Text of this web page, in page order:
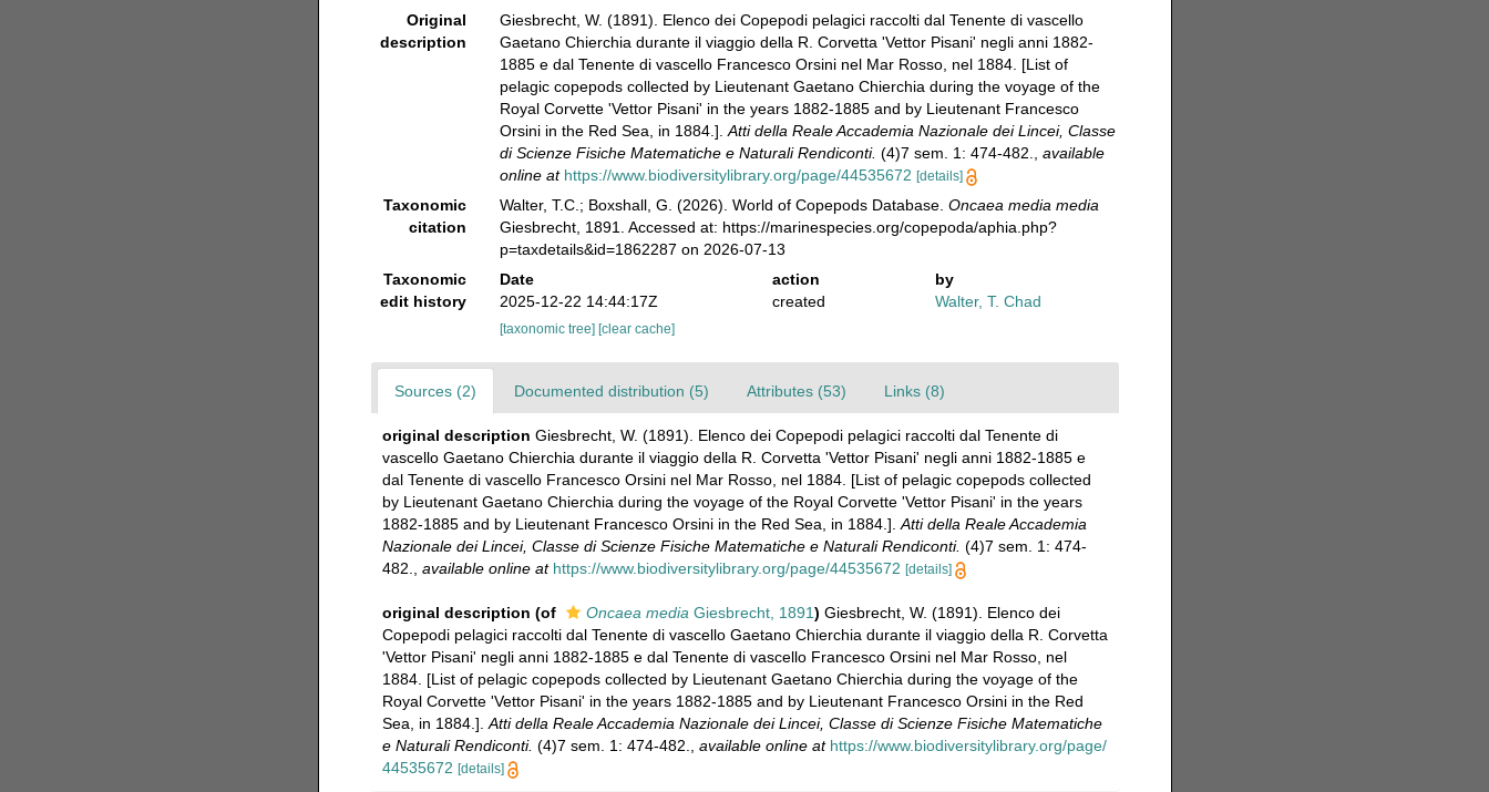
Original
description
Giesbrecht, W. (1891). Elenco dei Copepodi pelagici raccolti dal Tenente di vascello
Gaetano Chierchia durante il viaggio della R. Corvetta 'Vettor Pisani' negli anni 1882-
1885 e dal Tenente di vascello Francesco Orsini nel Mar Rosso, nel 1884. [List of
pelagic copepods collected by Lieutenant Gaetano Chierchia during the voyage of the
Royal Corvette 'Vettor Pisani' in the years 1882-1885 and by Lieutenant Francesco
Orsini in the Red Sea, in 1884.].Atti della Reale Accademia Nazionale dei Lincei, Classe
di Scienze Fisiche Matematiche e Naturali Rendiconti. (4)7 sem. 1: 474-482. ,available
online at https://www.biodiversitylibrary.org/page/44535672 [details]
Taxonomic
citation
Walter, T.C.; Boxshall, G. (2026). World of Copepods Database.Oncaea media media
Giesbrecht, 1891. Accessed at: https://marinespecies.org/copepoda/aphia.php?
p=taxdetails&id=1862287 on 2026-07-13
Taxonomic
edit history
Date action
by
2025-12-22 14:44:17Z
created Walter, T. Chad
[taxonomic tree] [clear cache]
Sources (2) Documented distribution (5) Attributes (53) Links (8)
original description Giesbrecht, W. (1891). Elenco dei Copepodi pelagici raccolti dal Tenente di
vascello Gaetano Chierchia durante il viaggio della R. Corvetta 'Vettor Pisani' negli anni 1882-1885 e
dal Tenente di vascello Francesco Orsini nel Mar Rosso, nel 1884. [List of pelagic copepods collected
by Lieutenant Gaetano Chierchia during the voyage of the Royal Corvette 'Vettor Pisani' in the years
1882-1885 and by Lieutenant Francesco Orsini in the Red Sea, in 1884.]. Atti della Reale Accademia
Nazionale dei Lincei, Classe di Scienze Fisiche Matematiche e Naturali Rendiconti. (4)7 sem. 1: 474-
482.
available online at https://www.biodiversitylibrary.org/page/44535672 [details]
original description (of Oncaea media Giesbrecht, 1891) Giesbrecht, W. (1891). Elenco dei
Copepodi pelagici raccolti dal Tenente di vascello Gaetano Chierchia durante il viaggio della R. Corvetta
'Vettor Pisani' negli anni 1882-1885 e dal Tenente di vascello Francesco Orsini nel Mar Rosso, nel
1884. [List of pelagic copepods collected by Lieutenant Gaetano Chierchia during the voyage of the
Royal Corvette 'Vettor Pisani' in the years 1882-1885 and by Lieutenant Francesco Orsini in the Red
Sea, in 1884.]. Atti della Reale Accademia Nazionale dei Lincei, Classe di Scienze Fisiche Matematiche
e Naturali Rendiconti. (4)7 sem. 1: 474-482. available online at https://www.biodiversitylibrary.org/page/
44535672 [details]